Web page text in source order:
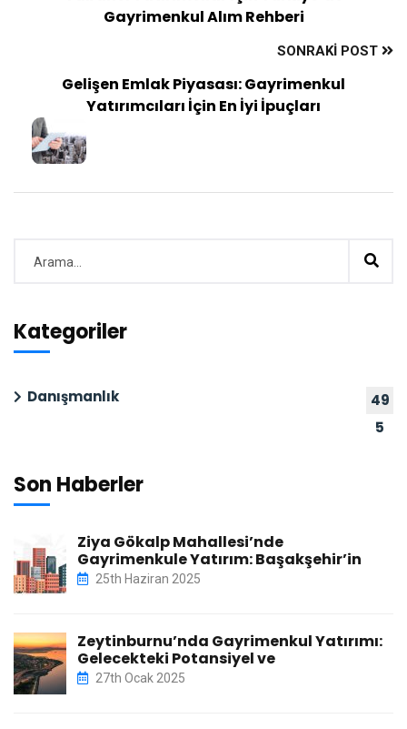
Gayrimenkul Alım Rehberi
SONRAKI POST
Gelişen Emlak Piyasası: Gayrimenkul
Yatırımcıları İçin En İyi İpuçları
Kategoriler
Danışmanlık
49
5
Son Haberler
Ziya Gökalp Mahallesi’nde
Gayrimenkule Yatırım: Başakşehir’in
25th Haziran 2025
Zeytinburnu’nda Gayrimenkul Yatırımı:
Gelecekteki Potansiyel ve
27th Ocak 2025